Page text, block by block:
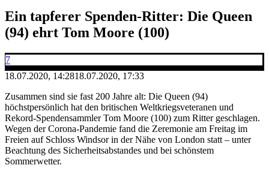
Ein tapferer Spenden-Ritter: Die Queen
(94) ehrt Tom Moore (100)
7
18.07.2020, 14:2818.07.2020, 17:33
Zusammen sind sie fast 200 Jahre alt: Die Queen (94)
höchstpersönlich hat den britischen Weltkriegsveteranen und
Rekord-Spendensammler Tom Moore (100) zum Ritter geschlagen.
Wegen der Corona-Pandemie fand die Zeremonie am Freitag im
Freien auf Schloss Windsor in der Nähe von London statt – unter
Beachtung des Sicherheitsabstandes und bei schönstem
Sommerwetter.